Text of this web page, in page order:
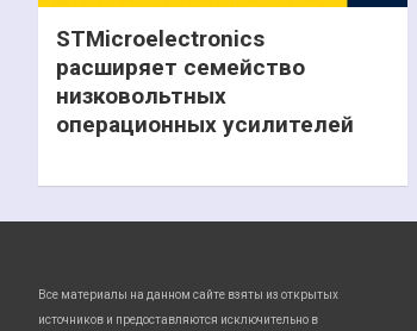
STMicroelectronics
расширяет семейство
низковольтных
операционных усилителей
Все материалы на данном сайте взяты из открытых
источников и предоставляются исключительно в